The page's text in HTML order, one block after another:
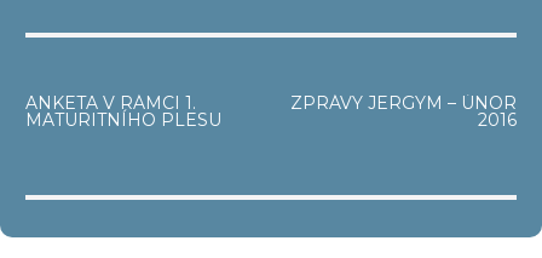
NAVIGACE
PŘÍSPĚVEK
ANKETA V RÁMCI 1.
MATURITNÍHO PLESU
ZPRÁVY JERGYM – ÚNOR
2016